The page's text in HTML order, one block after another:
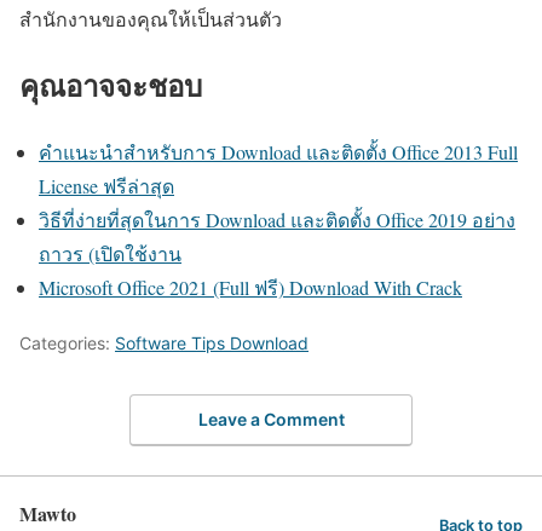
สำนักงานของคุณให้เป็นส่วนตัว
คุณอาจจะชอบ
คำแนะนำสำหรับการ Download และติดตั้ง Office 2013 Full
License ฟรีล่าสุด
วิธีที่ง่ายที่สุดในการ Download และติดตั้ง Office 2019 อย่าง
ถาวร (เปิดใช้งาน
Microsoft Office 2021 (Full ฟรี) Download With Crack
Categories: Software Tips Download
Leave a Comment
Mawto Back to top